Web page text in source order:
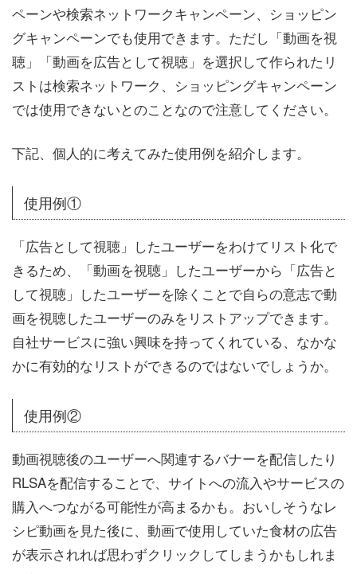
ペーンや検索ネットワークキャンペーン、ショッピン
グキャンペーンでも使用できます。ただし「動画を視
聴」「動画を広告として視聴」を選択して作られたリ
ストは検索ネットワーク、ショッピングキャンペーン
では使用できないとのことなので注意してください。
下記、個人的に考えてみた使用例を紹介します。
使用例①
「広告として視聴」したユーザーをわけてリスト化で
きるため、「動画を視聴」したユーザーから「広告と
して視聴」したユーザーを除くことで自らの意志で動
画を視聴したユーザーのみをリストアップできます。
自社サービスに強い興味を持ってくれている、なかな
かに有効的なリストができるのではないでしょうか。
使用例②
動画視聴後のユーザーへ関連するバナーを配信したり
RLSAを配信することで、サイトへの流入やサービスの
購入へつながる可能性が高まるかも。おいしそうなレ
シピ動画を見た後に、動画で使用していた食材の広告
が表示されれば思わずクリックしてしまうかもしれま